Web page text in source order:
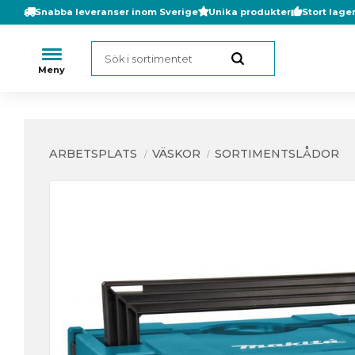
Snabba leveranser inom Sverige Unika produkter Stort lager
ARBETSPLATS VÄSKOR SORTIMENTSLÅDOR